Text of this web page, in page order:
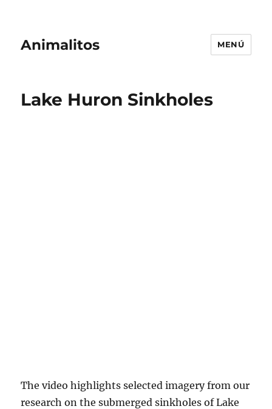
Animalitos MENÚ
Lake Huron Sinkholes
The video highlights selected imagery from our
research on the submerged sinkholes of Lake